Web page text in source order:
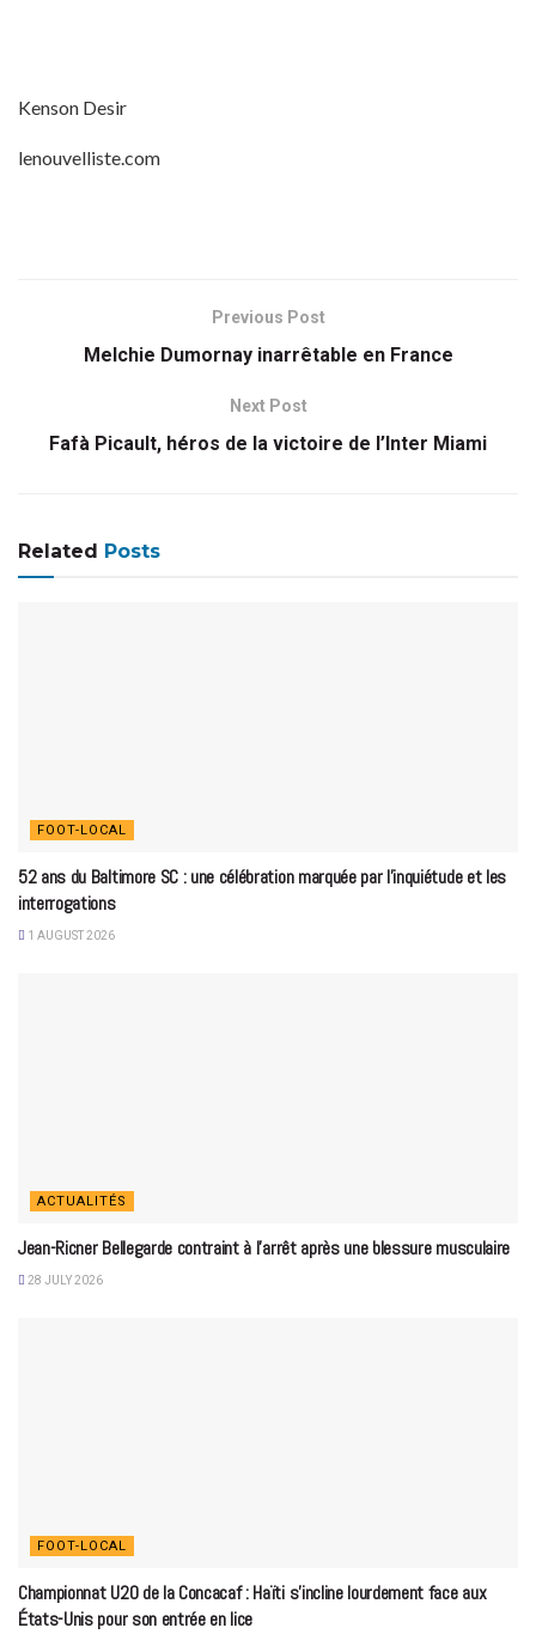
Kenson Desir
lenouvelliste.com
Previous Post
Melchie Dumornay inarrêtable en France
Next Post
Fafà Picault, héros de la victoire de l’Inter Miami
Related Posts
FOOT-LOCAL
52 ans du Baltimore SC : une célébration marquée par l’inquiétude et les
interrogations
1 AUGUST 2026
ACTUALITÉS
Jean-Ricner Bellegarde contraint à l’arrêt après une blessure musculaire
28 JULY 2026
FOOT-LOCAL
Championnat U20 de la Concacaf : Haïti s’incline lourdement face aux
États-Unis pour son entrée en lice